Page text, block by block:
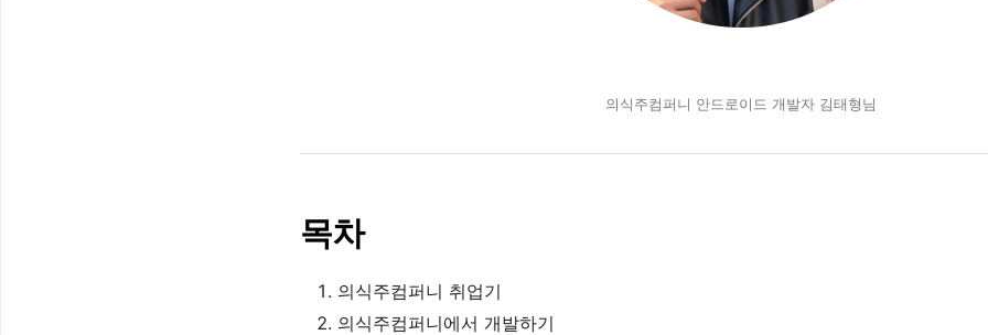
의식주컴퍼니 안드로이드 개발자 김태형님
목차
의식주컴퍼니 취업기
의식주컴퍼니에서 개발하기